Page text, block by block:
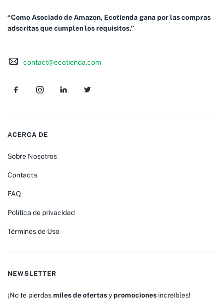
“Como Asociado de Amazon, Ecotienda gana por las compras
adscritas que cumplen los requisitos.”
contact@ecotienda.com
ACERCA DE
Sobre Nosotros
Contacta
FAQ
Política de privacidad
Términos de Uso
NEWSLETTER
¡No te pierdasmiles de ofertasypromociones increíbles!